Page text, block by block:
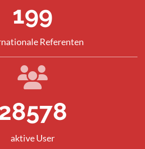
285
Referenten
aktive User